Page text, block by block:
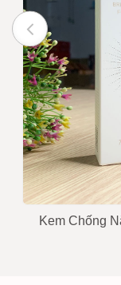
Kem Chống